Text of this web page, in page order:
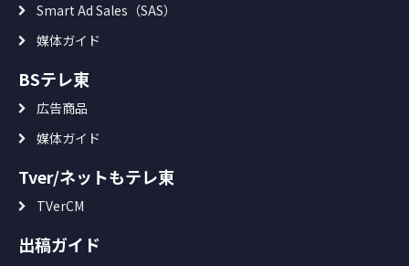
Smart Ad Sales（SAS）
媒体ガイド
BSテレ東
広告商品
媒体ガイド
Tver/ネットもテレ東
TVerCM
出稿ガイド